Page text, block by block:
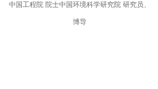
中国工程院 院士中国环境科学研究院 研究员、
博导